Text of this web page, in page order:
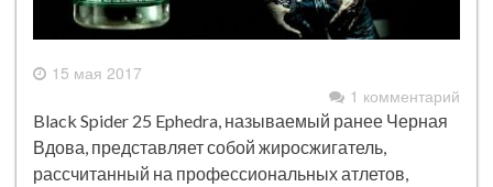
15 мая 2017
1 комментарий
Black Spider 25 Ephedra, называемый ранее Черная
Вдова, представляет собой жиросжигатель,
рассчитанный на профессиональных атлетов,